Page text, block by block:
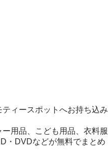
ィースポットへお持ち込み
用品、こども用品、衣料服
・DVDなどが無料でまとめ